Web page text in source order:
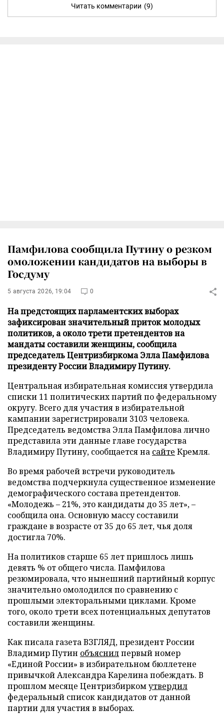
Читать комментарии (9)
Памфилова сообщила Путину о резком
омоложении кандидатов на выборы в
Госдуму
5 августа 2026, 19:04 0
На предстоящих парламентских выборах
зафиксирован значительный приток молодых
политиков, а около трети претендентов на
мандаты составили женщины, сообщила
председатель Центризбиркома Элла Памфилова
президенту России Владимиру Путину.
Центральная избирательная комиссия утвердила
списки 11 политических партий по федеральному
округу. Всего для участия в избирательной
кампании зарегистрировали 3103 человека.
Председатель ведомства Элла Памфилова лично
представила эти данные главе государства
Владимиру Путину, сообщается на сайте Кремля.
Во время рабочей встречи руководитель
ведомства подчеркнула существенное изменение
демографического состава претендентов.
«Молодежь – 21%, это кандидаты до 35 лет», –
сообщила она. Основную массу составили
граждане в возрасте от 35 до 65 лет, чья доля
достигла 70%.
На политиков старше 65 лет пришлось лишь
девять % от общего числа. Памфилова
резюмировала, что нынешний партийный корпус
значительно омолодился по сравнению с
прошлыми электоральными циклами. Кроме
того, около трети всех потенциальных депутатов
составили женщины.
Как писала газета ВЗГЛЯД, президент России
Владимир Путин объяснилпервый номер
«Единой России» в избирательном бюллетене
привычкой Александра Карелина побеждать. В
прошлом месяце Центризбиркомутвердил
федеральный список кандидатов от данной
партии для участия в выборах.